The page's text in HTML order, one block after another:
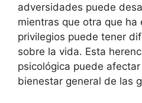
adversidades puede
mientras que otra que ha
privilegios puede tener
sobre la vida. Esta
psicológica puede
bienestar general de las